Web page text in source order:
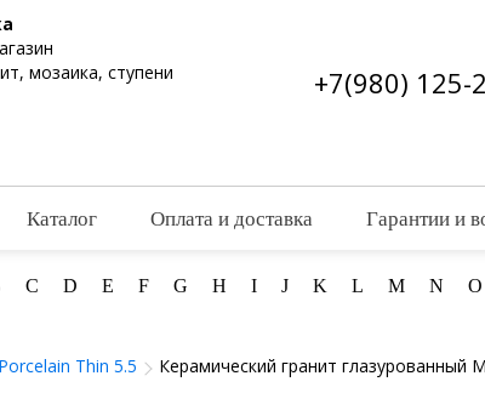
мозаика, ступени
+7(980) 125-
Каталог Оплата и доставка Гарантии и
C D E F G H I J K L M N O
Thin 5.5 Керамический гранит глазурованный